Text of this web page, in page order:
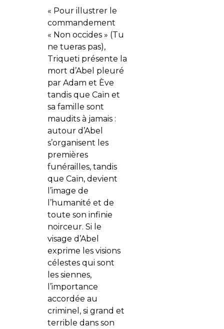
« Pour illustrer le
commandement
« Non occides » (Tu
ne tueras pas),
Triqueti présente la
mort d’Abel pleuré
par Adam et Ève
tandis que Caïn et
sa famille sont
maudits à jamais :
autour d’Abel
s’organisent les
premières
funérailles, tandis
que Caïn, devient
l’image de
l’humanité et de
toute son infinie
noirceur. Si le
visage d’Abel
exprime les visions
célestes qui sont
les siennes,
l’importance
accordée au
criminel, si grand et
terrible dans son